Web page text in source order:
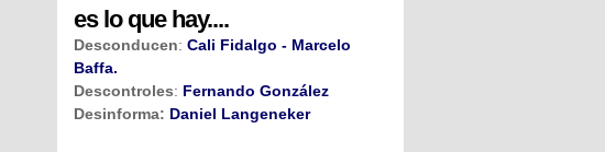
es lo que hay....
Desconducen: Cali Fidalgo - Marcelo
Baffa.
Descontroles: Fernando González
Desinforma: Daniel Langeneker